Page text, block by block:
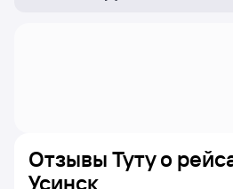
Отзывы Туту о
Усинск